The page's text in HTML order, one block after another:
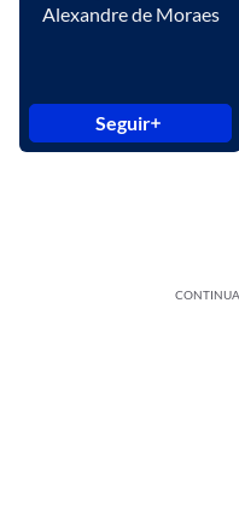
Alexandre de Moraes
Seguir